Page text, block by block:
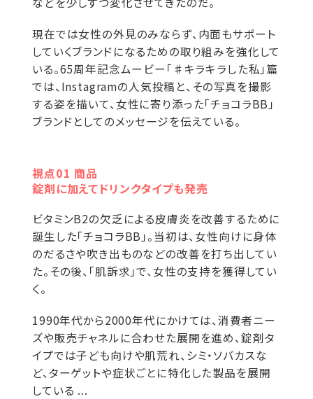
現在では女性の外見のみならず、内面もサポート
していくブランドになるための取り組みを強化して
いる。65周年記念ムービー「♯キラキラした私」篇
では、Instagramの人気投稿と、その写真を撮影
する姿を描いて、女性に寄り添った「チョコラBB」
ブランドとしてのメッセージを伝えている。
視点01 商品
錠剤に加えてドリンクタイプも発売
ビタミンB2の欠乏による皮膚炎を改善するために
誕生した「チョコラBB」。当初は、女性向けに身体
のだるさや吹き出ものなどの改善を打ち出してい
た。その後、「肌訴求」で、女性の支持を獲得してい
く。
1990年代から2000年代にかけては、消費者ニー
ズや販売チャネルに合わせた展開を進め、錠剤タ
イプでは子ども向けや肌荒れ、シミ・ソバカスな
ど、ターゲットや症状ごとに特化した製品を展開
している ...